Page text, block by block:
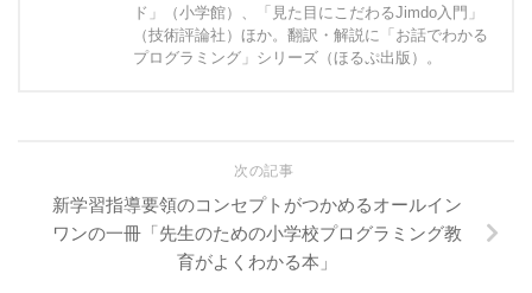
ド」（小学館）、「見た目にこだわるJimdo入門」
（技術評論社）ほか。翻訳・解説に「お話でわかる
プログラミング」シリーズ（ほるぷ出版）。
次の記事
新学習指導要領のコンセプトがつかめるオールイン
ワンの一冊「先生のための小学校プログラミング教
育がよくわかる本」